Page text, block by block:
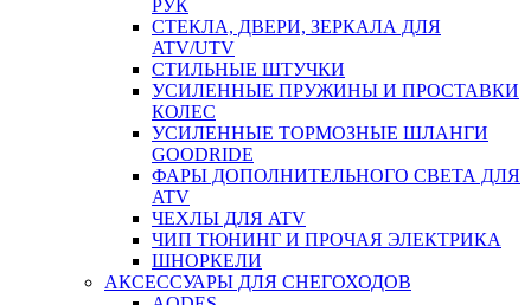
РУК
СТЕКЛА, ДВЕРИ, ЗЕРКАЛА ДЛЯ
ATV/UTV
СТИЛЬНЫЕ ШТУЧКИ
УСИЛЕННЫЕ ПРУЖИНЫ И ПРОСТАВКИ
КОЛЕС
УСИЛЕННЫЕ ТОРМОЗНЫЕ ШЛАНГИ
GOODRIDE
ФАРЫ ДОПОЛНИТЕЛЬНОГО СВЕТА ДЛЯ
ATV
ЧЕХЛЫ ДЛЯ ATV
ЧИП ТЮНИНГ И ПРОЧАЯ ЭЛЕКТРИКА
ШНОРКЕЛИ
АКСЕССУАРЫ ДЛЯ СНЕГОХОДОВ